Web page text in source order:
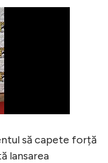
să capete forță
lansarea